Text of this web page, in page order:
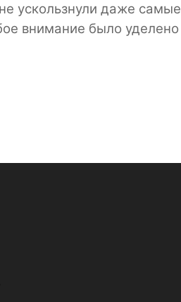
ускользнули даже самые
внимание было уделено